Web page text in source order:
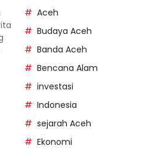
Aceh
Budaya Aceh
Banda Aceh
Bencana Alam
investasi
Indonesia
sejarah Aceh
Ekonomi